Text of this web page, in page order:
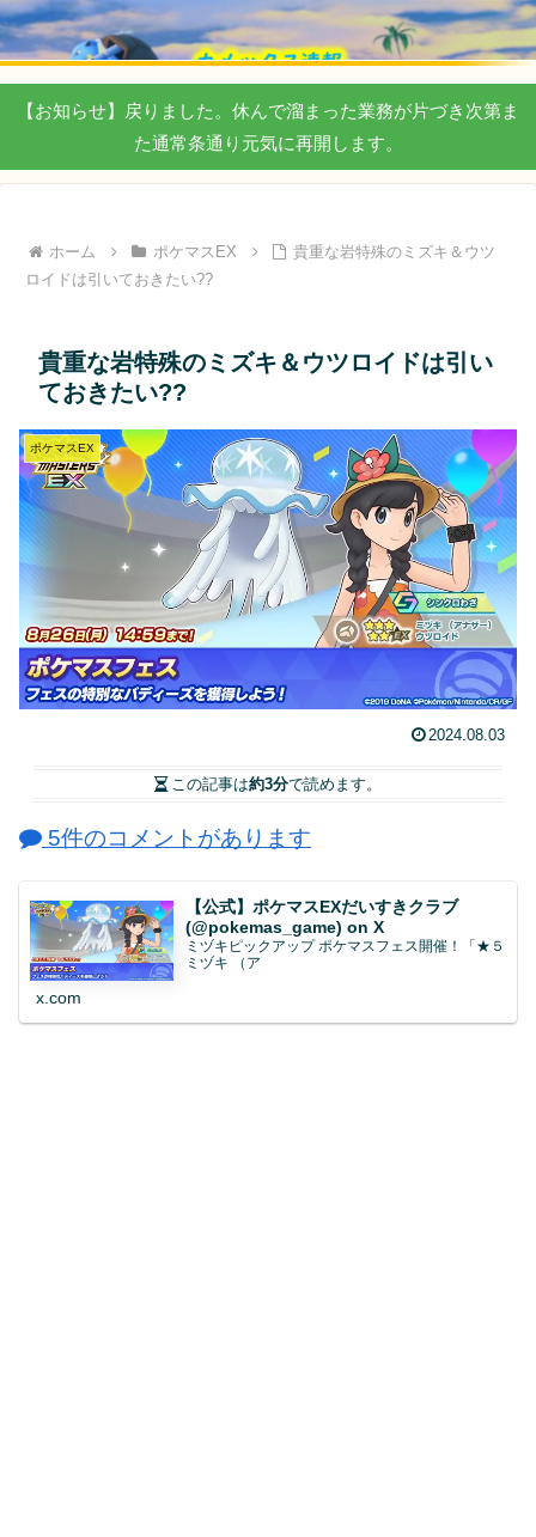
【お知らせ】戻りました。休んで溜まった業務が片づき次第ま
た通常条通り元気に再開します。
ホーム ポケマスEX
貴重な岩特殊のミズキ＆ウツ
ロイドは引いておきたい??
貴重な岩特殊のミズキ＆ウツロイドは引い
ておきたい??
ポケマスEX
2024.08.03
この記事は約3分で読めます。
5件のコメントがあります
【公式】ポケマスEXだいすきクラブ
(@pokemas_game) on X
ミヅキピックアップ ポケマスフェス開催！「★５
ミヅキ （ア
x.com